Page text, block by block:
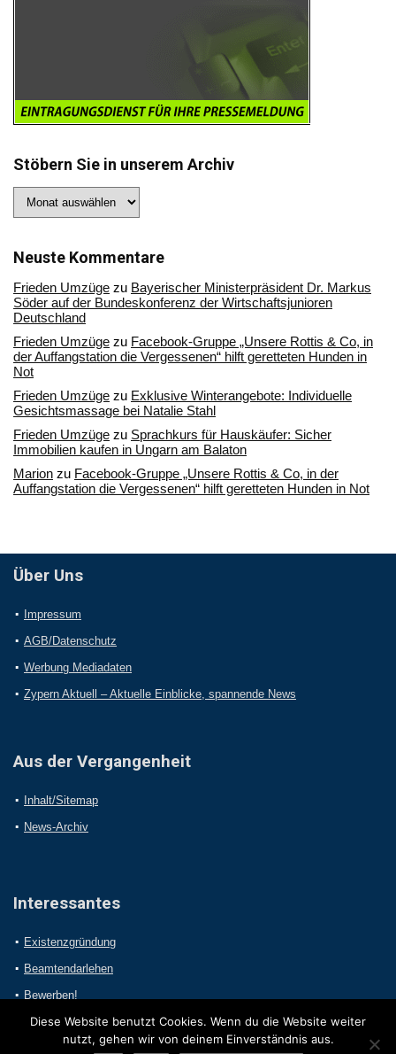
Stöbern Sie in unserem Archiv
Sie
Archiv
Neuste Kommentare
Frieden Umzüge zu Bayerischer Ministerpräsident Dr. Markus
Söder auf der Bundeskonferenz der Wirtschaftsjunioren
Deutschland
Frieden Umzüge zu Facebook-Gruppe „Unsere Rottis & Co, in
der Auffangstation die Vergessenen“ hilft geretteten Hunden in
Not
Frieden Umzüge zu Exklusive Winterangebote: Individuelle
Gesichtsmassage bei Natalie Stahl
Frieden Umzüge zu Sprachkurs für Hauskäufer: Sicher
Immobilien kaufen in Ungarn am Balaton
Marion zu Facebook-Gruppe „Unsere Rottis & Co, in der
Auffangstation die Vergessenen“ hilft geretteten Hunden in Not
Über Uns
Impressum
AGB/Datenschutz
Werbung Mediadaten
Zypern Aktuell – Aktuelle Einblicke, spannende News
Aus der Vergangenheit
Inhalt/Sitemap
News-Archiv
Interessantes
Existenzgründung
Beamtendarlehen
Bewerben!
Diese Website benutzt Cookies. Wenn du die Website weiter
nutzt, gehen wir von deinem Einverständnis aus.